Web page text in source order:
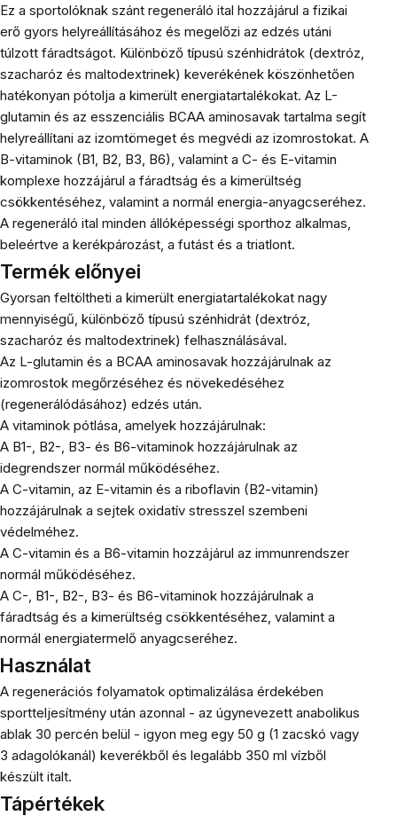
Ez a sportolóknak szánt regeneráló ital hozzájárul a fizikai
erő gyors helyreállításához és megelőzi az edzés utáni
túlzott fáradtságot. Különböző típusú szénhidrátok (dextróz,
szacharóz és maltodextrinek) keverékének köszönhetően
hatékonyan pótolja a kimerült energiatartalékokat. Az L-
glutamin és az esszenciális BCAA aminosavak tartalma segít
helyreállítani az izomtömeget és megvédi az izomrostokat. A
B-vitaminok (B1, B2, B3, B6), valamint a C- és E-vitamin
komplexe hozzájárul a fáradtság és a kimerültség
csökkentéséhez, valamint a normál energia-anyagcseréhez.
A regeneráló ital minden állóképességi sporthoz alkalmas,
beleértve a kerékpározást, a futást és a triatlont.
Termék előnyei
Gyorsan feltöltheti a kimerült energiatartalékokat nagy
mennyiségű, különböző típusú szénhidrát (dextróz,
szacharóz és maltodextrinek) felhasználásával.
Az L-glutamin és a BCAA aminosavak hozzájárulnak az
izomrostok megőrzéséhez és növekedéséhez
(regenerálódásához) edzés után.
A vitaminok pótlása, amelyek hozzájárulnak:
A B1-, B2-, B3- és B6-vitaminok hozzájárulnak az
idegrendszer normál működéséhez.
A C-vitamin, az E-vitamin és a riboflavin (B2-vitamin)
hozzájárulnak a sejtek oxidatív stresszel szembeni
védelméhez.
A C-vitamin és a B6-vitamin hozzájárul az immunrendszer
normál működéséhez.
A C-, B1-, B2-, B3- és B6-vitaminok hozzájárulnak a
fáradtság és a kimerültség csökkentéséhez, valamint a
normál energiatermelő anyagcseréhez.
Használat
A regenerációs folyamatok optimalizálása érdekében
sportteljesítmény után azonnal - az úgynevezett anabolikus
ablak 30 percén belül - igyon meg egy 50 g (1 zacskó vagy
3 adagolókanál) keverékből és legalább 350 ml vízből
készült italt.
Tápértékek